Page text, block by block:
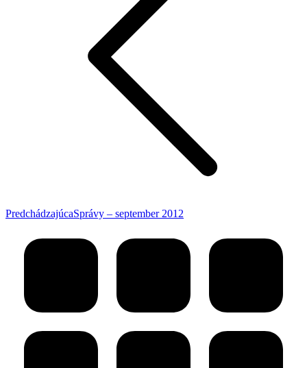
PredchádzajúcaPredchádzajúci
Správy – september 2012